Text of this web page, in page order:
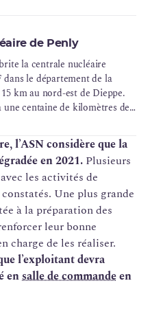
de Penly
la centrale nucléaire
le département de la
km au nord-est de Dieppe.
une centaine de kilomètres de
à eau sous pression
de 1300 MWe.
l’ASN considère que la
en 2021. Plusieurs
les activités de
Une plus grande
à la préparation des
leur bonne
charge de les réaliser.
l’exploitant devra
ensalle de commandeen